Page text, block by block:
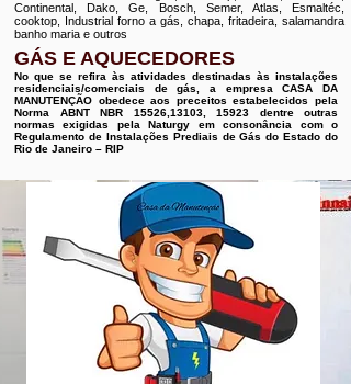
Continental, Dako, Ge, Bosch, Semer, Atlas, Esmaltéc,
cooktop, Industrial forno a gás, chapa, fritadeira, salamandra
banho maria e outros
GÁS E AQUECEDORES
No que se refira às atividades destinadas às instalações
residenciais/comerciais de gás, a empresa CASA DA
MANUTENÇÃO obedece aos preceitos estabelecidos pela
Norma ABNT NBR 15526,13103, 15923 dentre outras
normas exigidas pela Naturgy em consonância com o
Regulamento de Instalações Prediais de Gás do Estado do
Rio de Janeiro – RIP